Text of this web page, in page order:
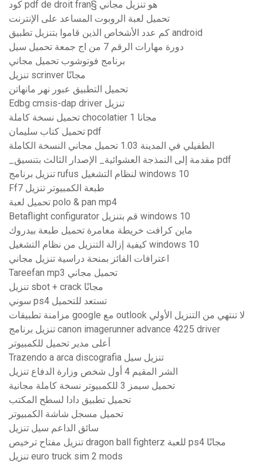
كود pdf de droit fran§ هو تنزيل مجاني
تحميل لعبة الروبوت المساعد على الإنترنت
كم عدد الأشخاص الذين قاموا بتنزيل تطبيق android
دورة مهارات الرقم 7 من اج جمعة تحميل سيل
برنامج فوتوشوب تحميل مجاني
تنزيل scrinver مجانًا
تحميل التطبيق عبور نهر مانهاتن
Edbg cmsis-dap driver تنزيل
تحميل نسخة كاملة chocolatier 1 مجانا
تحميل كتاب سليمان pdf
الطفيلي في المدينة 1.03 تحميل مجاني النسخة الكاملة
_مقدمة إلى النمذجة العشوائية_ الإصدار الثالث بتنسيق pdf
تنزيل برنامج rufus لنظام التشغيل windows 10
Ff7 طبعة الكمبيوتر تنزيل
تحميل لعبة polo & pan mp4
Betaflight configurator قم بتنزيل windows 10
ماين كرافت خريطة مغامرة تحميل طبعة بيدروك
كيفية إزالة التنزيل من نظام التشغيل windows 10
اعترافات الفائز بمنحة دراسية تنزيل مجاني
Tareefan mp3 تحميل مجاني
تنزيل sbot + crack مجانًا
سوني ps4 تستعد للتحميل
مزامنة تطبيقات google مع outlook لا تنتهي من التنزيل الأولي
تنزيل برنامج canon imagerunner advance 4225 driver
أعلى مدير تحميل للكمبيوتر
Trazendo a arca discografia تنزيل سيل
الشر المقيم 4 أول شخص وزارة الدفاع تنزيل
تحميل سيمز 3 للكمبيوتر نسخة كاملة مجانية
تحميل تطبيق دادا لسطح المكتب
تحميل مسجل شاشة الكمبيوتر
سائق الداعم سيل تنزيل
تنزيل مفتاح ترخيص dragon ball fighterz للعبة ps4 مجانًا
تنزيل euro truck sim 2 mods